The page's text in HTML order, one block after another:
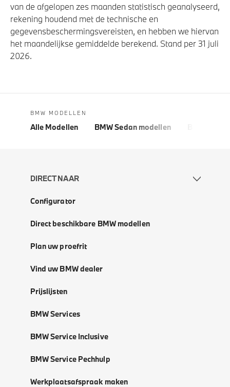
van de afgelopen zes maanden statistisch geanalyseerd,
rekening houdend met de technische en
gegevensbeschermingsvereisten, en hebben we hiervan
het maandelijkse gemiddelde berekend. Stand per 31 juli
2026.
BMW MODELLEN
Alle Modellen BMW Sedan modellen
DIRECT NAAR
Configurator
Direct beschikbare BMW modellen
Plan uw proefrit
Vind uw BMW dealer
Prijslijsten
BMW Services
BMW Service Inclusive
BMW Service Pechhulp
Werkplaatsafspraak maken